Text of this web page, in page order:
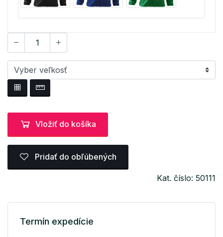
Vložiť do košíka
Pridať do obľúbených
Kat. číslo: 50111
Termín expedície